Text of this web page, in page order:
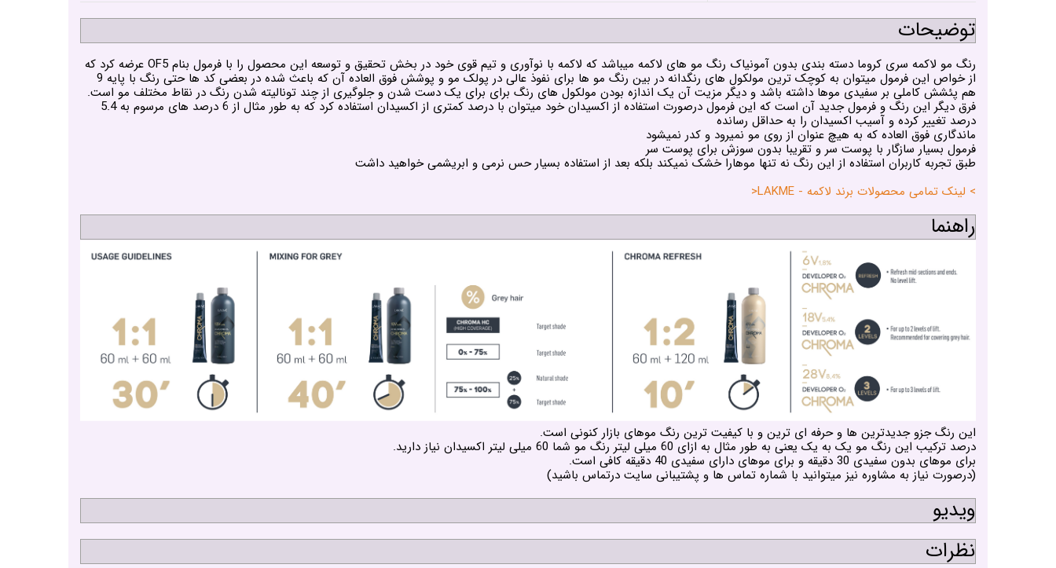
توضیحات
رنگ مو لاکمه سری کروما دسته بندی بدون آمونیاک رنگ مو های لاکمه میباشد که لاکمه با نوآوری و تیم قوی خود در بخش تحقیق و توسعه این محصول را با فرمول بنام OF5 عرضه کرد که
از خواص این فرمول میتوان به کوچک ترین مولکول های رنگدانه در بین رنگ مو ها برای نفوذ عالی در پولک مو و پوشش فوق العاده آن که باعث شده در بعضی کد ها حتی رنگ با پایه 9
هم پئشش کاملی بر سفیدی موها داشته باشد و دیگر مزیت آن یک اندازه بودن مولکول های رنگ برای برای یک دست شدن و جلوگیری از چند تونالیته شدن رنگ در نقاط مختلف مو است.
فرق دیگر این رنگ و فرمول جدید آن است که این فرمول درصورت استفاده از اکسیدان خود میتوان با درصد کمتری از اکسیدان استفاده کرد که به طور مثال از 6 درصد های مرسوم به 5.4
درصد تغییر کرده و آسیب اکسیدان را به حداقل رسانده
ماندگاری فوق العاده که به هیچ عنوان از روی مو نمیرود و کدر نمیشود
فرمول بسیار سازگار با پوست سر و تقریبا بدون سوزش برای پوست سر
طبق تجربه کاربران استفاده از این رنگ نه تنها موهارا خشک نمیکند بلکه بعد از استفاده بسیار حس نرمی و ابریشمی خواهید داشت
> لینک تمامی محصولات برند لاکمه - LAKME<
راهنما
این رنگ جزو جدیدترین ها و حرفه ای ترین و با کیفیت ترین رنگ موهای بازار کنونی است.
درصد ترکیب این رنگ مو یک به یک یعنی به طور مثال به ازای 60 میلی لیتر رنگ مو شما 60 میلی لیتر اکسیدان نیاز دارید.
برای موهای بدون سفیدی 30 دقیقه و برای موهای دارای سفیدی 40 دقیقه کافی است.
(درصورت نیاز به مشاوره نیز میتوانید با شماره تماس ها و پشتیبانی سایت درتماس باشید)
ویدیو
نظرات